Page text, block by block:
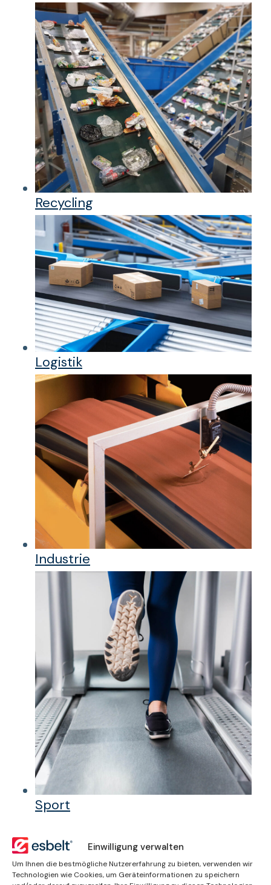
Einwilligung verwalten
Um Ihnen die bestmögliche Nutzererfahrung zu bieten, verwenden wir
Technologien wie Cookies, um Geräteinformationen zu speichern
Recycling
Logistik
Industrie
Sport